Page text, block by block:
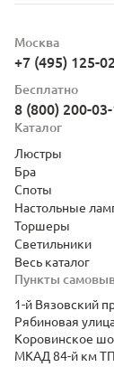
Москва
+7 (495) 125-
Бесплатно
8 (800) 200-
Пункты
1-й Вязовский
Рябиновая
Коровинское
МКАД 84-й км
Каталог
Люстры
Бра
Споты
Настольные
Торшеры
Светильники
Весь каталог